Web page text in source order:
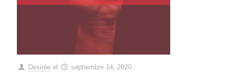
Desirée el septiembre 14, 2020